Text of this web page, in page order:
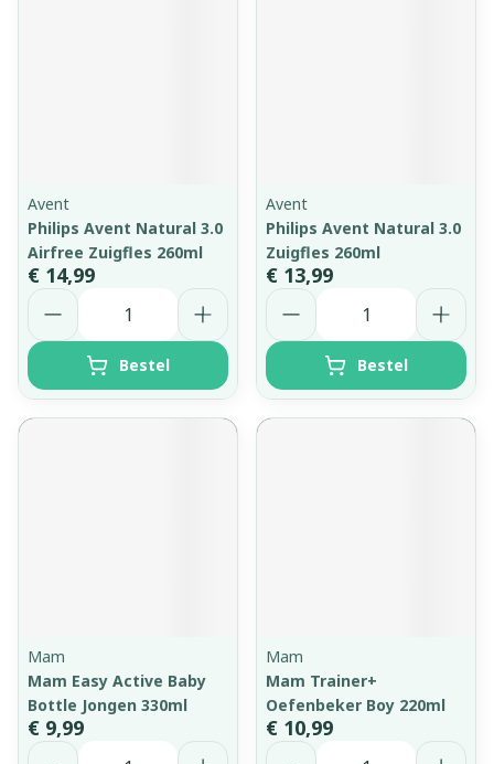
Avent
Philips Avent Natural 3.0
Airfree Zuigfles 260ml
€ 14,99
Aantal
Bestel
Avent
Philips Avent Natural 3.0
Zuigfles 260ml
€ 13,99
Aantal
Bestel
Mam
Mam Easy Active Baby
Bottle Jongen 330ml
€ 9,99
Aantal
Mam
Mam Trainer+
Oefenbeker Boy 220ml
€ 10,99
Aantal